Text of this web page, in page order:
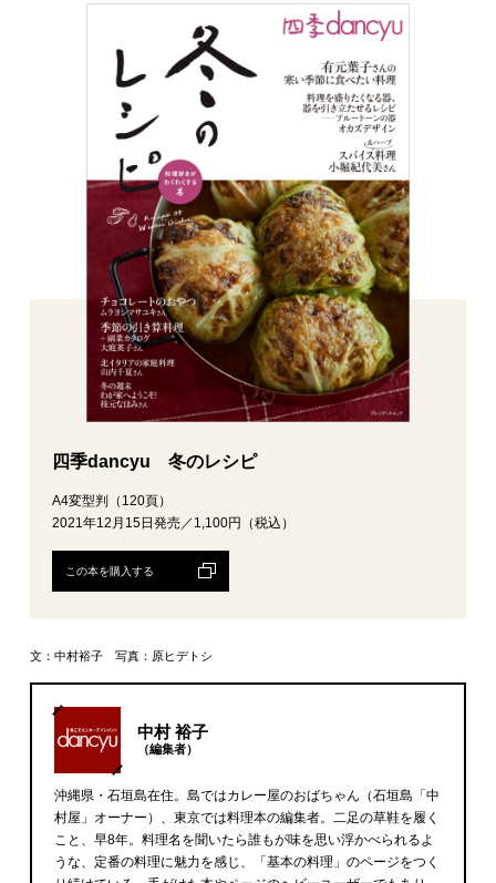
四季dancyu 冬のレシピ
A4変型判（120頁）
2021年12月15日発売／1,100円（税込）
この本を購入する
文：中村裕子 写真：原ヒデトシ
中村 裕子
（編集者）
沖縄県・石垣島在住。島ではカレー屋のおばちゃん（石垣島「中
村屋」オーナー）、東京では料理本の編集者。二足の草鞋を履く
こと、早8年。料理名を聞いたら誰もが味を思い浮かべられるよ
うな、定番の料理に魅力を感じ、「基本の料理」のページをつく